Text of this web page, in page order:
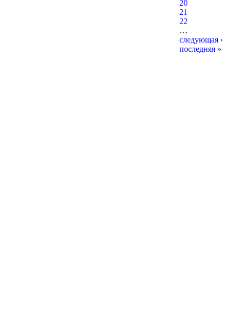
20
21
22
…
следующая ›
последняя »